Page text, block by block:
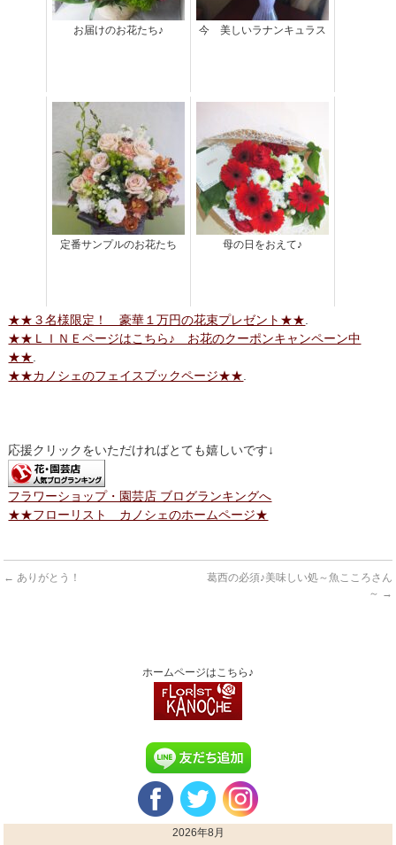
お届けのお花たち♪ 今 美しいラナンキュラス
定番サンプルのお花たち 母の日をおえて♪
★★３名様限定！ 豪華１万円の花束プレゼント★★
★★ＬＩＮＥページはこちら♪ お花のクーポンキャンペーン中
★★
★★カノシェのフェイスブックページ★★
応援クリックをいただければとても嬉しいです↓
フラワーショップ・園芸店 ブログランキングへ
★★フローリスト カノシェのホームページ★
← ありがとう！
葛西の必須♪美味しい処～魚こころさん
～ →
ホームページはこちら♪
2026年8月